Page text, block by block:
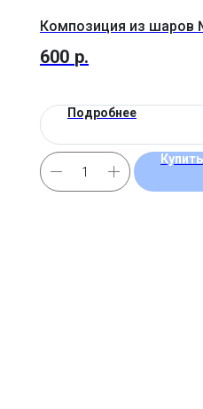
Композиция из шаров
600 р.
Подробнее
Купить